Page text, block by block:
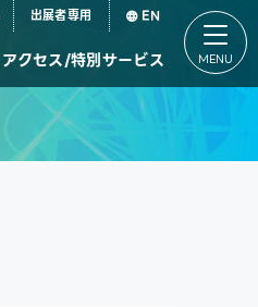
アクセス/特別サービス
出展者専用 EN